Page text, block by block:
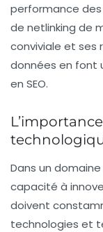
performance
de netlinking de
conviviale et ses
données en font
en SEO.
Dans un domaine
capacité à
doivent
technologies et